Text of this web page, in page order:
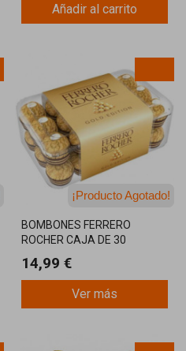
Añadir al carrito
¡Última unidad!
¡Producto Agotado!
BOMBONES FERRERO
ROCHER CAJA DE 30
14,99 €
Ver más